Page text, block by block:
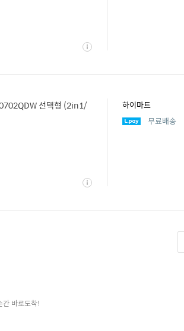
상
선택형 (2in1/
하이마트
무료배송
상
간 바로도착!